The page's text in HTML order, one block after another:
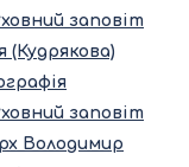
заповіт
(Кудрякова)
заповіт
Володимир